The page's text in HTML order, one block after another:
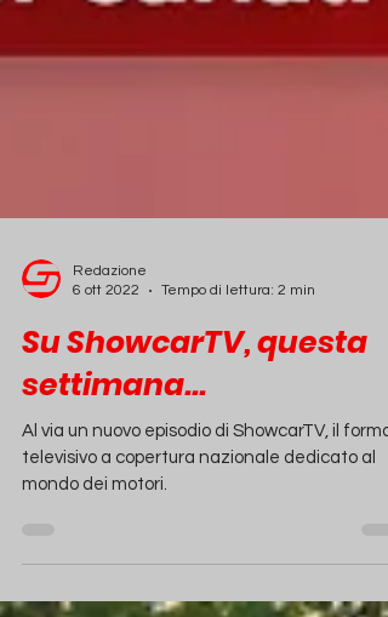
Su ShowcarTV, questa
settimana...
Al via un nuovo episodio di ShowcarTV, il
televisivo a copertura nazionale dedicato al